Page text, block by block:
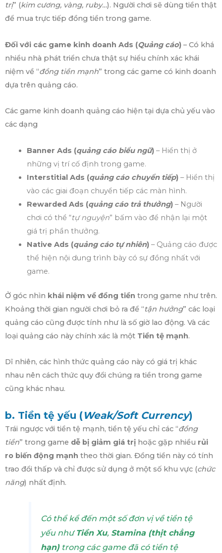
trị” (kim cương, vàng, ruby…). Người chơi sẽ dùng tiền thật
để mua trực tiếp đồng tiền trong game.
Đối với các game kinh doanh Ads (Quảng cáo) – Có khá
nhiều nhà phát triển chưa thật sự hiểu chính xác khái
niệm về “đồng tiền mạnh” trong các game có kinh doanh
dựa trên quảng cáo.
Các game kinh doanh quảng cáo hiện tại dựa chủ yếu vào
các dạng
Banner Ads (quảng cáo biểu ngữ) – Hiển thị ở
những vị trí cố định trong game.
Interstitial Ads (quảng cáo chuyển tiếp) – Hiển thị
vào các giai đoạn chuyển tiếp các màn hình.
Rewarded Ads (quảng cáo trả thưởng) – Người
chơi có thể “tự nguyện” bấm vào để nhận lại một
giá trị phần thưởng.
Native Ads (quảng cáo tự nhiên) – Quảng cáo được
thể hiện nội dung trình bày có sự đồng nhất với
game.
Ở góc nhìn khái niệm về đồng tiền trong game như trên.
Khoảng thời gian người chơi bỏ ra để “tận hưởng” các loại
quảng cáo cũng được tính như là số giờ lao động. Và các
loại quảng cáo này chính xác là một Tiền tệ mạnh.
Dĩ nhiên, các hình thức quảng cáo này có giá trị khác
nhau nên cách thức quy đổi chúng ra tiền trong game
cũng khác nhau.
b. Tiền tệ yếu (Weak/Soft Currency)
Trái ngược với tiền tệ mạnh, tiền tệ yếu chỉ các “đồng
tiền” trong game dễ bị giảm giá trị hoặc gặp nhiều rủi
ro biến động mạnh theo thời gian. Đồng tiền này có tính
trao đổi thấp và chỉ được sử dụng ở một số khu vực (chức
năng) nhất định.
Có thể kể đến một số đơn vị về tiền tệ
yếu như Tiền Xu, Stamina (thịt chẳng
hạn)trong các game đã có tiền tệ